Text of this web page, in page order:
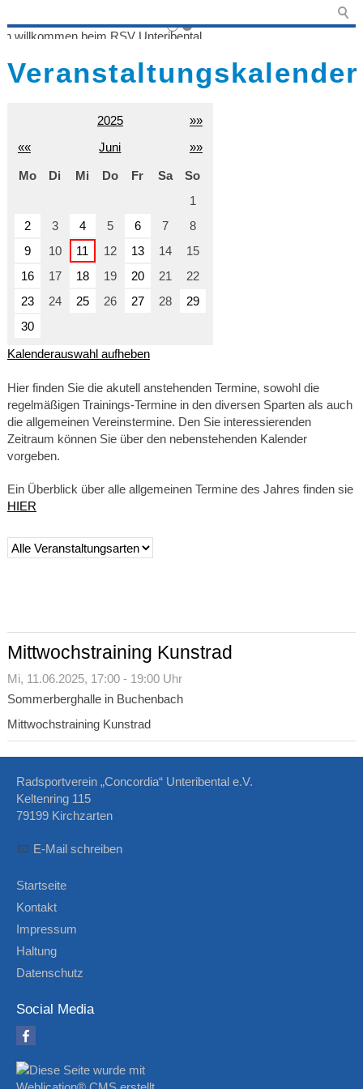
Veranstaltungskalender
2025
»»
««
Juni »»
Mo Di Mi Do Fr Sa
So
1
2
3 4 5 6 7
8
9
10 11 12 13 14
15
16
17 18 19 20 21
22
23
24 25 26 27 28
29
30
Kalenderauswahl aufheben
Hier finden Sie die akutell anstehenden Termine, sowohl die
regelmäßigen Trainings-Termine in den diversen Sparten als auch
die allgemeinen Vereinstermine. Den Sie interessierenden
Zeitraum können Sie über den nebenstehenden Kalender
vorgeben.
Ein Überblick über alle allgemeinen Termine des Jahres finden sie
HIER
Mittwochstraining Kunstrad
Mi, 11.06.2025, 17:00- 19:00Uhr
Sommerberghalle in Buchenbach
Mittwochstraining Kunstrad
Radsportverein „Concordia“ Unteribental e.V.
Keltenring 115
79199 Kirchzarten
E-Mail schreiben
Startseite
Kontakt
Impressum
Haltung
Datenschutz
Social Media